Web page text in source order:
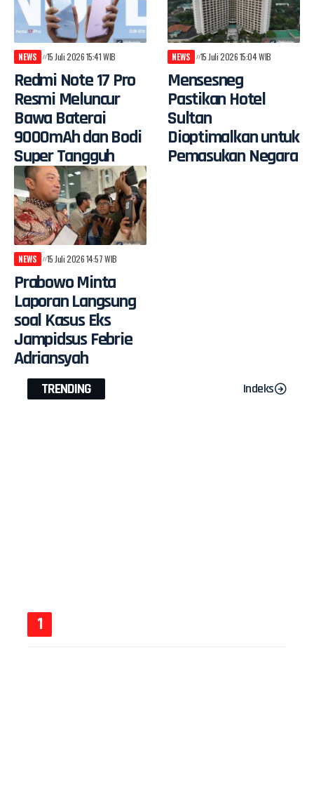
NEWS 15 Juli 2026 15:41 WIB
Redmi Note 17 Pro
Resmi Meluncur
Bawa Baterai
9000mAh dan Bodi
Super Tangguh
NEWS 15 Juli 2026 15:04 WIB
Mensesneg
Pastikan Hotel
Sultan
Dioptimalkan untuk
Pemasukan Negara
NEWS 15 Juli 2026 14:57 WIB
Prabowo Minta
Laporan Langsung
soal Kasus Eks
Jampidsus Febrie
Adriansyah
TRENDING Indeks